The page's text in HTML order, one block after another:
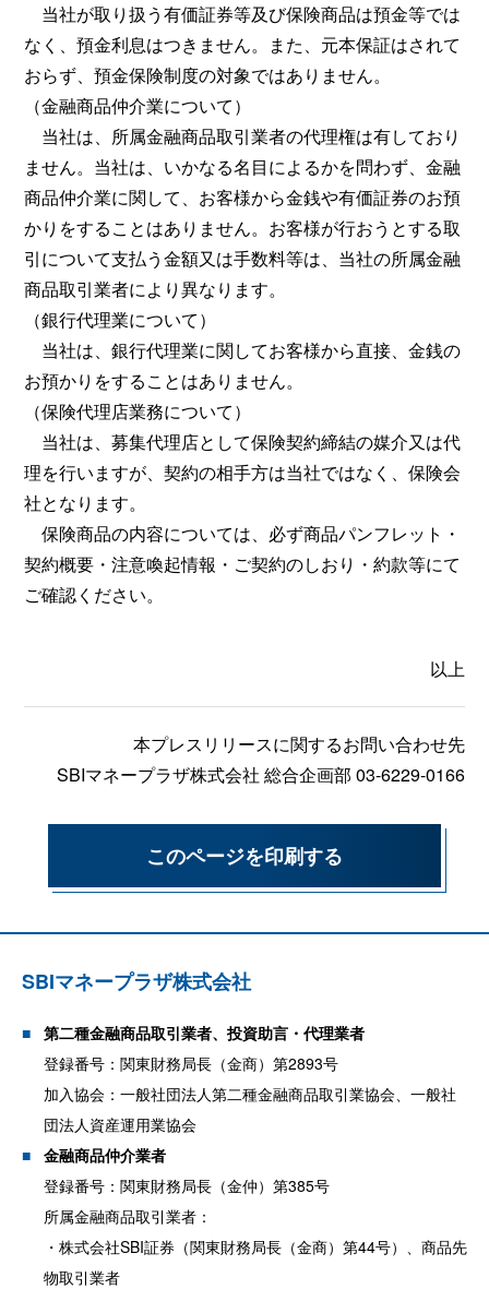
当社が取り扱う有価証券等及び保険商品は預金等では
なく、預金利息はつきません。また、元本保証はされて
おらず、預金保険制度の対象ではありません。
（金融商品仲介業について）
当社は、所属金融商品取引業者の代理権は有しており
ません。当社は、いかなる名目によるかを問わず、金融
商品仲介業に関して、お客様から金銭や有価証券のお預
かりをすることはありません。お客様が行おうとする取
引について支払う金額又は手数料等は、当社の所属金融
商品取引業者により異なります。
（銀行代理業について）
当社は、銀行代理業に関してお客様から直接、金銭の
お預かりをすることはありません。
（保険代理店業務について）
当社は、募集代理店として保険契約締結の媒介又は代
理を行いますが、契約の相手方は当社ではなく、保険会
社となります。
保険商品の内容については、必ず商品パンフレット・
契約概要・注意喚起情報・ご契約のしおり・約款等にて
ご確認ください。
以上
本プレスリリースに関するお問い合わせ先
SBIマネープラザ株式会社 総合企画部 03-6229-0166
このページを印刷する
SBIマネープラザ株式会社
第二種金融商品取引業者、投資助言・代理業者
登録番号：関東財務局長（金商）第2893号
加入協会：一般社団法人第二種金融商品取引業協会、一般社
団法人資産運用業協会
金融商品仲介業者
登録番号：関東財務局長（金仲）第385号
所属金融商品取引業者：
・株式会社SBI証券（関東財務局長（金商）第44号）、商品先
物取引業者